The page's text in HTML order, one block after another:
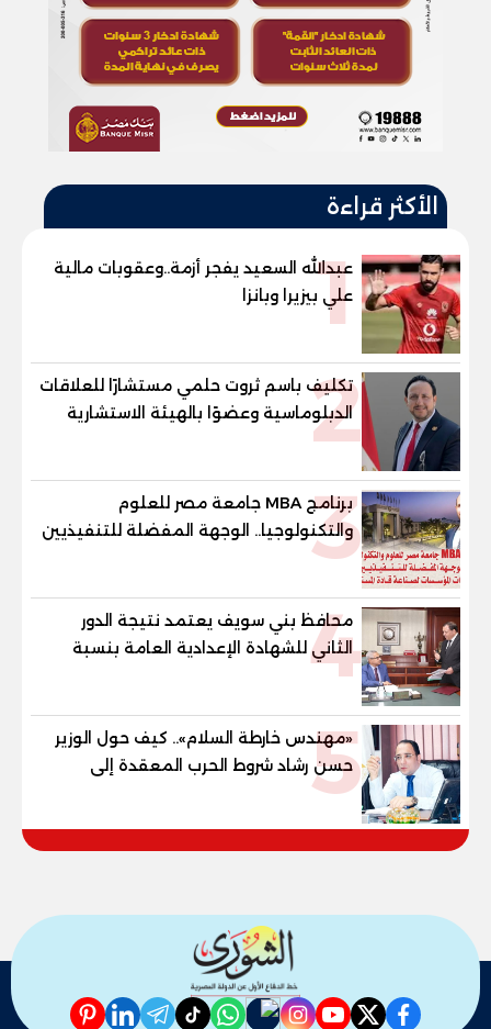
الأكثر قراءة
1
عبدالله السعيد يفجر أزمة..وعقوبات مالية
علي بيزيرا وبانزا
2
تكليف باسم ثروت حلمي مستشارًا للعلاقات
الدبلوماسية وعضوًا بالهيئة الاستشارية
العليا لمنظمة «جاد جمينت يوإن»
3
برنامج MBA جامعة مصر للعلوم
والتكنولوجيا.. الوجهة المفضلة للتنفيذيين
وقيادات المؤسسات لصناعة قادة
4
محافظ بني سويف يعتمد نتيجة الدور
الثاني للشهادة الإعدادية العامة بنسبة
والنور للمكفوفين
5
«مهندس خارطة السلام».. كيف حول الوزير
حسن رشاد شروط الحرب المعقدة إلى
"خارطة طريق" للانسحاب والإعمار؟
facebook
twitter
youtube
instagram
nabd
whatsapp
tiktok
telegram
linkedin
pinterest